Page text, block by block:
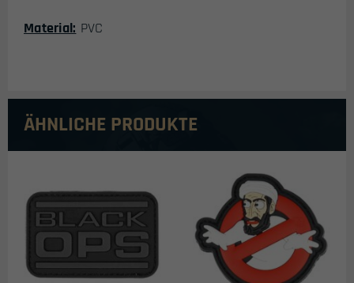
Material: PVC
ÄHNLICHE PRODUKTE